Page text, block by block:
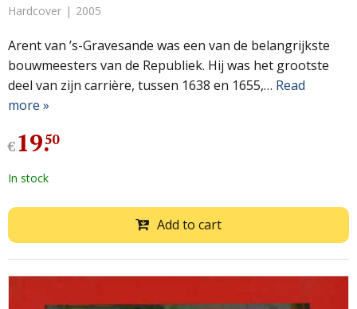
Hardcover 2005
Arent van ’s-Gravesande was een van de belangrijkste
bouwmeesters van de Republiek. Hij was het grootste
deel van zijn carrière, tussen 1638 en 1655,… Read
more »
€19.
50
In stock
Add to cart